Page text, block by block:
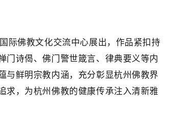
际佛教文化交流中心展出，作品紧扣持
门诗偈、佛门警世箴言、律典要义等内
与鲜明宗教内涵，充分彰显杭州佛教界
求，为杭州佛教的健康传承注入清新雅